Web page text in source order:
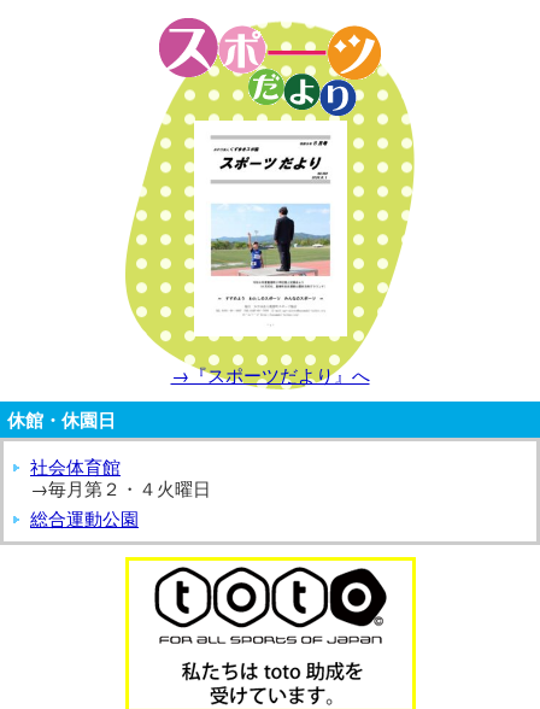
→『スポーツだより』へ
休館・休園日
社会体育館
→毎月第２・４火曜日
総合運動公園